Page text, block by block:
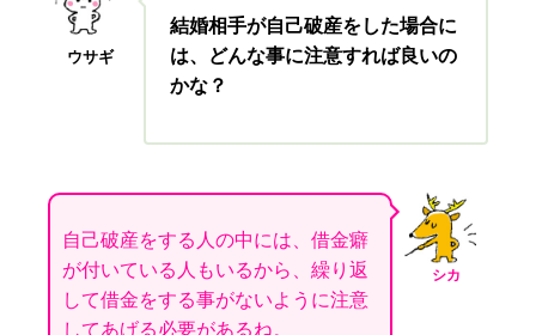
ウサギ
結婚相手が自己破産をした場合に
は、どんな事に注意すれば良いの
かな？
シカ
自己破産をする人の中には、借金癖
が付いている人もいるから、繰り返
して借金をする事がないように注意
してあげる必要があるね。